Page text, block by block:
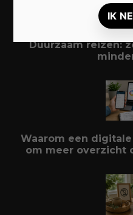
Duurzaam reizen:
Waarom een
om meer overzicht